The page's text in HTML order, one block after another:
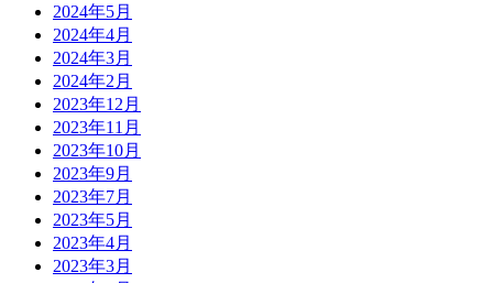
2024年5月
2024年4月
2024年3月
2024年2月
2023年12月
2023年11月
2023年10月
2023年9月
2023年7月
2023年5月
2023年4月
2023年3月